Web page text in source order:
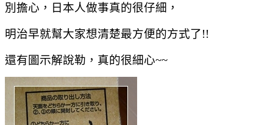
別擔心，日本人做事真的很仔細，
明治早就幫大家想清楚最方便的方式了!!
還有圖示解說勒，真的很細心~~